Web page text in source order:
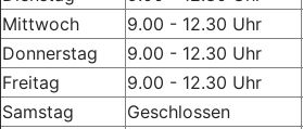
Mittwoch
9.00 - 12.30 Uhr
Donnerstag
9.00 - 12.30 Uhr
Freitag
9.00 - 12.30 Uhr
Samstag
Geschlossen